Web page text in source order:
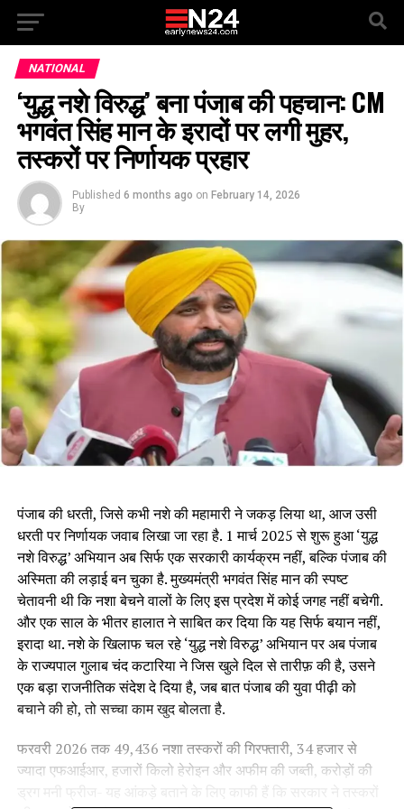
NATIONAL
‘युद्ध नशे विरुद्ध’ बना पंजाब की पहचान: CM
भगवंत सिंह मान के इरादों पर लगी मुहर,
तस्करों पर निर्णायक प्रहार
Published 6 months ago on February 14, 2026
By
पंजाब की धरती, जिसे कभी नशे की महामारी ने जकड़ लिया था, आज उसी
धरती पर निर्णायक जवाब लिखा जा रहा है. 1 मार्च 2025 से शुरू हुआ ‘युद्ध
नशे विरुद्ध’ अभियान अब सिर्फ एक सरकारी कार्यक्रम नहीं, बल्कि पंजाब की
अस्मिता की लड़ाई बन चुका है. मुख्यमंत्री भगवंत सिंह मान की स्पष्ट
चेतावनी थी कि नशा बेचने वालों के लिए इस प्रदेश में कोई जगह नहीं बचेगी.
और एक साल के भीतर हालात ने साबित कर दिया कि यह सिर्फ बयान नहीं,
इरादा था. नशे के खिलाफ चल रहे ‘युद्ध नशे विरुद्ध’ अभियान पर अब पंजाब
के राज्यपाल गुलाब चंद कटारिया ने जिस खुले दिल से तारीफ़ की है, उसने
एक बड़ा राजनीतिक संदेश दे दिया है, जब बात पंजाब की युवा पीढ़ी को
बचाने की हो, तो सच्चा काम खुद बोलता है.
फरवरी 2026 तक 49,436 नशा तस्करों की गिरफ्तारी, 34 हजार से
ज्यादा एफआईआर, हजारों किलो हेरोइन और अफीम की जब्ती, करोड़ों की